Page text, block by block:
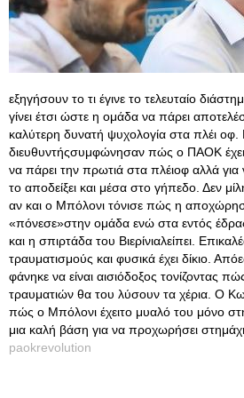
εξηγήσουν το τι έγινε το τελευταίο
γίνει έτσι ώστε η ομάδα να πάρει
καλύτερη δυνατή ψυχολογία στα πλέι οφ.
διευθυντήςσυμφώνησαν πώς ο ΠΑΟΚ έχει
να πάρει την πρωτιά στα πλέιοφ αλλά
το αποδείξει και μέσα στο γήπεδο. Δεν
αν και ο Μπόλονι τόνισε πώς η
«πόνεσε»στην ομάδα ενώ στα εντός
και η σπιρτάδα του Βιερίνιαλείπει.
τραυματισμούς και φυσικά έχει δίκιο.
φάνηκε να είναι αισιόδοξος τονίζοντας
τραυματιών θα του λύσουν τα χέρια. Ο
πώς ο Μπόλονι έχειτο μυαλό του μόνο
μια καλή βάση για να προχωρήσει
paokrevolution